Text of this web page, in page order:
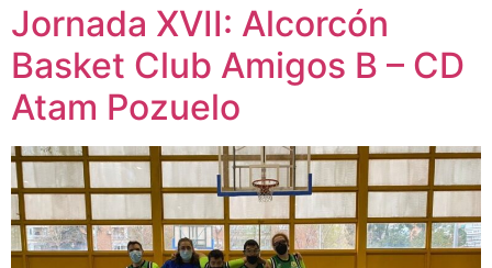
Jornada XVII: Alcorcón
Basket Club Amigos B – CD
Atam Pozuelo